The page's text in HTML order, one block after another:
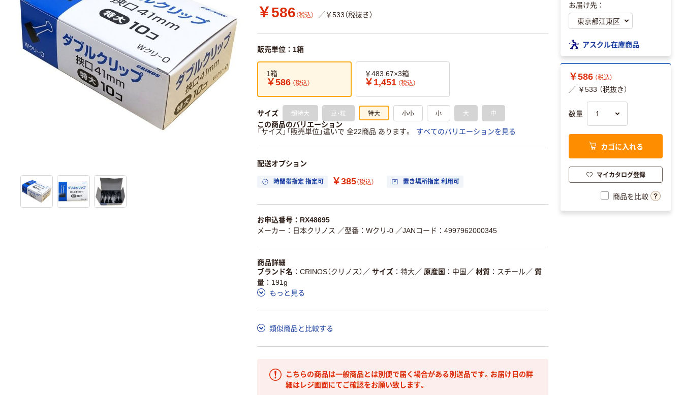
￥586 （税込） ／￥533（税抜き）
販売単位：1箱
1箱
￥586 （税込）
￥483.67×3箱
￥1,451 （税込）
サイズ 超特大 豆・粒 特大 小小 小 大 中
この商品のバリエーション
「サイズ」「販売単位」違いで 全22商品 あります。
すべてのバリエーションを見る
配送オプション
時間帯指定 指定可 ￥385（税込） 置き場所指定 利用可
お申込番号：RX48695
メーカー：日本クリノス ／型番：Wクリ-0 ／JANコード：4997962000345
商品詳細
ブランド名
CRINOS（クリノス） ／ サイズ 特大 ／ 原産国 中国 ／ 材質 スチール／ 質
量
191g
もっと見る
類似商品と比較する
こちらの商品は一般商品とは別便で届く場合がある別送品です。お届け日の詳
細はレジ画面にてご確認をお願い致します。
お届け先：
アスクル在庫商品
￥586 （税込）
／ ￥533 （税抜き）
数量
カゴに入れる
マイカタログ登録
商品を比較